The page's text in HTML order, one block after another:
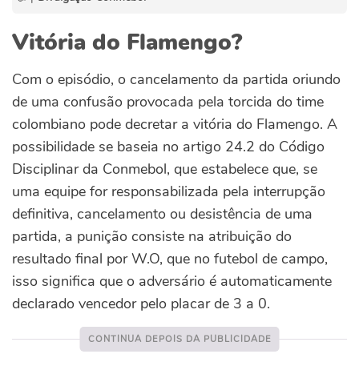
Vitória do Flamengo?
Com o episódio, o cancelamento da partida oriundo
de uma confusão provocada pela torcida do time
colombiano pode decretar a vitória do Flamengo. A
possibilidade se baseia no artigo 24.2 do Código
Disciplinar da Conmebol, que estabelece que, se
uma equipe for responsabilizada pela interrupção
definitiva, cancelamento ou desistência de uma
partida, a punição consiste na atribuição do
resultado final por W.O, que no futebol de campo,
isso significa que o adversário é automaticamente
declarado vencedor pelo placar de 3 a 0.